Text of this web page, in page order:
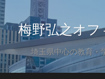
梅野弘之オ
埼玉県中心の教育・